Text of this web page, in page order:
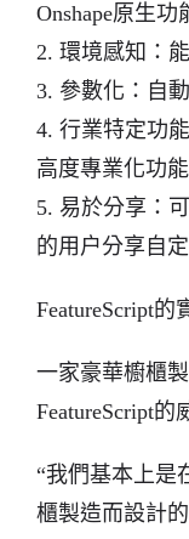
Onshape原生功
2. 環境感知：
3. 參數化：自
4. 行業特定功
高度專業化功能
5. 易於分享：
的用户分享自
FeatureScript的
一家豪華櫥櫃
FeatureScript的
“我們基本上是
櫃製造而設計